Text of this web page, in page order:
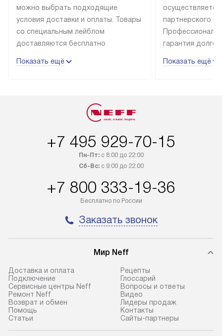
можно выбрать подходящие
условия доставки и оплаты. Товары
со специальным лейблом
доставляются бесплатно
до подъезда, отдельная доставка
оплачивается дополнительно. Если
товар в наличии, он может быть
трех дней. Доставка в Санкт-
осуществляется через
100% предоплаты мы бесплатно
транспортной компании в городе
В оговоренный день служба
доставки доставит упакованный
прибор до подъезда. Если
требуется переместить прибор
Показать ещё
партнерского
гарантия
и Санкт-
по монтажу
гарантия в
предполагают
установленной
Показать ещё
+7 495 929-70-15
Пн-Пт:с 8:00 до 22:00
Сб-Вс:с 9:00 до 22:00
+7 800 333-19-36
Бесплатно по России
Заказать звонок
Мир Neff
Доставка и оплата
Подключение
Сервисные центры Neff
Ремонт Neff
Возврат и обмен
Помощь
Статьи
Рецепты
Глоссарий
Вопросы и ответы
Видео
Лидеры продаж
Контакты
Сайты-партнеры